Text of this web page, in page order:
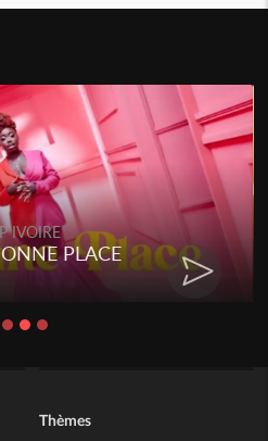
IVOIRE
PLACE
Thèmes